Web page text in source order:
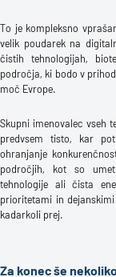
To je kompleksno
velik poudarek na
čistih tehnologijah,
področja, ki bodo v
moč Evrope.
Skupni imenovalec vseh
predvsem tisto, kar
ohranjanje
področjih, kot so
tehnologije ali čista
prioritetami in
kadarkoli prej.
Za konec še